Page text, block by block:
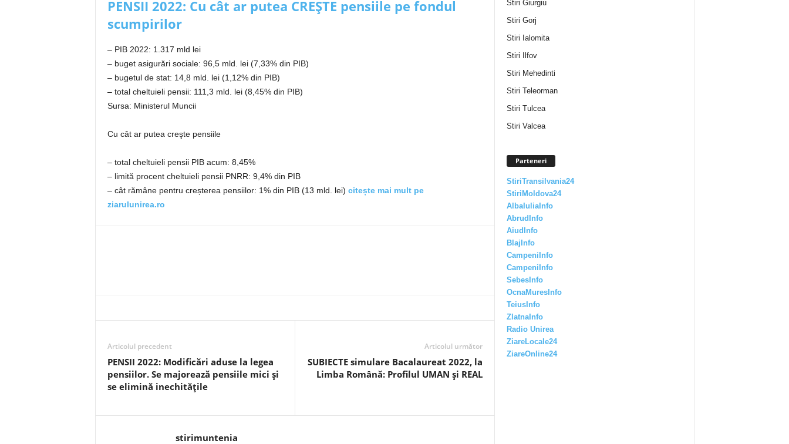
PENSII 2022: Cu cât ar putea CREȘTE pensiile pe fondul
scumpirilor
– PIB 2022: 1.317 mld lei
– buget asigurări sociale: 96,5 mld. lei (7,33% din PIB)
– bugetul de stat: 14,8 mld. lei (1,12% din PIB)
– total cheltuieli pensii: 111,3 mld. lei (8,45% din PIB)
Sursa: Ministerul Muncii
Cu cât ar putea creşte pensiile
– total cheltuieli pensii PIB acum: 8,45%
– limită procent cheltuieli pensii PNRR: 9,4% din PIB
– cât rămâne pentru creșterea pensiilor: 1% din PIB (13 mld. lei) citește mai mult pe
ziarulunirea.ro
Articolul precedent
PENSII 2022: Modificări aduse la legea
pensiilor. Se majorează pensiile mici și
se elimină inechitățile
Articolul următor
SUBIECTE simulare Bacalaureat 2022, la
Limba Română: Profilul UMAN și REAL
stirimuntenia
Stiri Giurgiu
Stiri Gorj
Stiri Ialomita
Stiri Ilfov
Stiri Mehedinti
Stiri Teleorman
Stiri Tulcea
Stiri Valcea
Parteneri
StiriTransilvania24
StiriMoldova24
AlbaIuliaInfo
AbrudInfo
AiudInfo
BlajInfo
CampeniInfo
CampeniInfo
SebesInfo
OcnaMuresInfo
TeiusInfo
ZlatnaInfo
Radio Unirea
ZiareLocale24
ZiareOnline24